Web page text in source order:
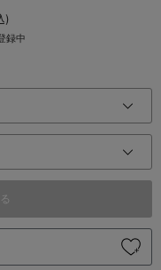
)
録中